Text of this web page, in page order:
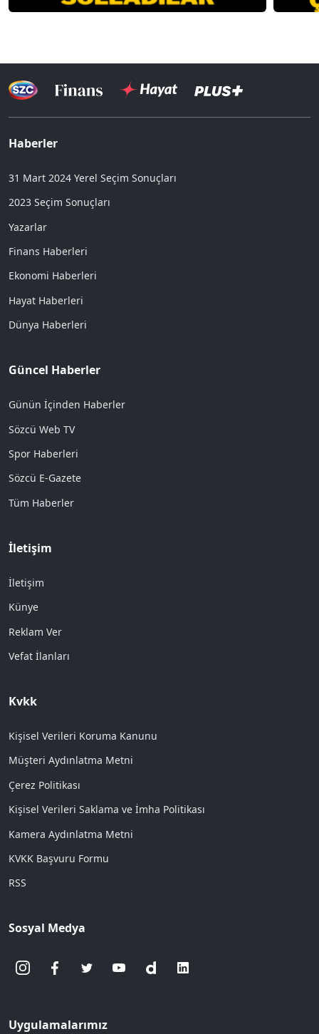
Haberler
31 Mart 2024 Yerel Seçim Sonuçları
2023 Seçim Sonuçları
Yazarlar
Finans Haberleri
Ekonomi Haberleri
Hayat Haberleri
Dünya Haberleri
Güncel Haberler
Günün İçinden Haberler
Sözcü Web TV
Spor Haberleri
Sözcü E-Gazete
Tüm Haberler
İletişim
İletişim
Künye
Reklam Ver
Vefat İlanları
Kvkk
Kişisel Verileri Koruma Kanunu
Müşteri Aydınlatma Metni
Çerez Politikası
Kişisel Verileri Saklama ve İmha Politikası
Kamera Aydınlatma Metni
KVKK Başvuru Formu
RSS
Sosyal Medya
Uygulamalarımız